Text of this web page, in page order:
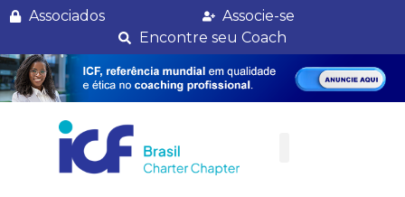
Associados
Associe-se
Encontre seu Coach